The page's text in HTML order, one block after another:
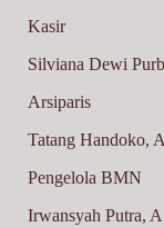
Kasir
Silviana Dewi
Arsiparis
Tatang Handoko,
Pengelola BMN
Irwansyah Putra,